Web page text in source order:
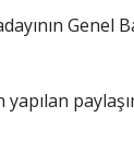
Genel